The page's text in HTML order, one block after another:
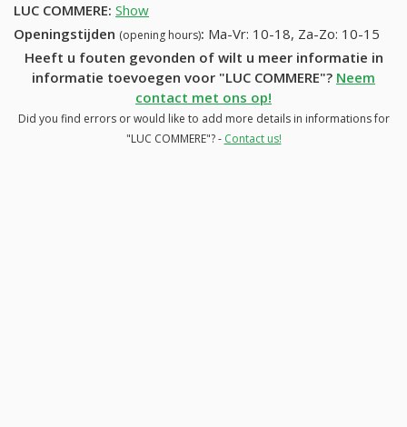
LUC COMMERE: Show
Openingstijden (opening hours): Ma-Vr: 10-18, Za-Zo: 10-15
Heeft u fouten gevonden of wilt u meer informatie in
informatie toevoegen voor "LUC COMMERE"? Neem
contact met ons op!
Did you find errors or would like to add more details in informations for
"LUC COMMERE"? - Contact us!